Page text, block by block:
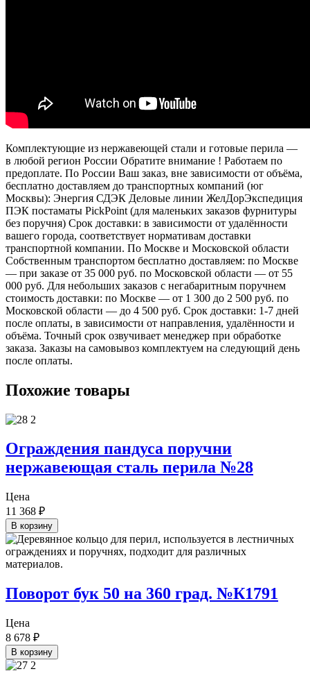
Комплектующие из нержавеющей стали и готовые перила —
в любой регион России Обратите внимание ! Работаем по
предоплате. По России Ваш заказ, вне зависимости от объёма,
бесплатно доставляем до транспортных компаний (юг
Москвы): Энергия СДЭК Деловые линии ЖелДорЭкспедиция
ПЭК постаматы PickPoint (для маленьких заказов фурнитуры
без поручня) Срок доставки: в зависимости от удалённости
вашего города, соответствует нормативам доставки
транспортной компании. По Москве и Московской области
Собственным транспортом бесплатно доставляем: по Москве
— при заказе от 35 000 руб. по Московской области — от 55
000 руб. Для небольших заказов с негабаритным поручнем
стоимость доставки: по Москве — от 1 300 до 2 500 руб. по
Московской области — до 4 500 руб. Срок доставки: 1-7 дней
после оплаты, в зависимости от направления, удалённости и
объёма. Точный срок озвучивает менеджер при обработке
заказа. Заказы на самовывоз комплектуем на следующий день
после оплаты.
Похожие товары
Ограждения пандуса поручни
нержавеющая сталь перила №28
Цена
11 368 ₽
В корзину
Поворот бук 50 на 360 град. №К1791
Цена
8 678 ₽
В корзину